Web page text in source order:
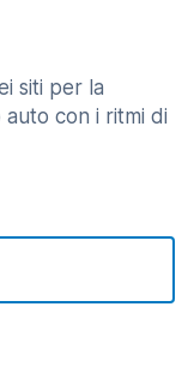
siti per la
con i ritmi di